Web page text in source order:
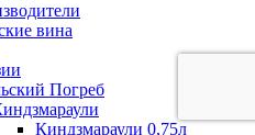
вина
Погреб
Киндзмараули 0,75л